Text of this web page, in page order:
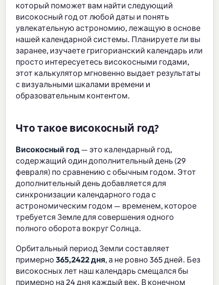
который поможет вам найти следующий
високосный год от любой даты и понять
увлекательную астрономию, лежащую в основе
нашей календарной системы. Планируете ли вы
заранее, изучаете григорианский календарь или
просто интересуетесь високосными годами,
этот калькулятор мгновенно выдает результаты
с визуальными шкалами времени и
образовательным контентом.
Что такое високосный год?
Високосный год — это календарный год,
содержащий один дополнительный день (29
февраля) по сравнению с обычным годом. Этот
дополнительный день добавляется для
синхронизации календарного года с
астрономическим годом — временем, которое
требуется Земле для совершения одного
полного оборота вокруг Солнца.
Орбитальный период Земли составляет
примерно365,2422 дня, а не ровно 365 дней. Без
високосных лет наш календарь смещался бы
примерно на 24 дня каждый век. В конечном